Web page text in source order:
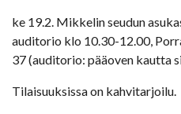
ke 19.2. Mikkelin seudun
auditorio klo 10.30-12.00,
37 (auditorio: pääoven kautta
Tilaisuuksissa on kahvitarjoilu.